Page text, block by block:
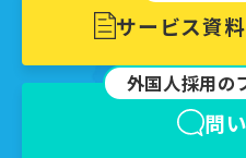
サービス資
外国⼈採⽤の
問